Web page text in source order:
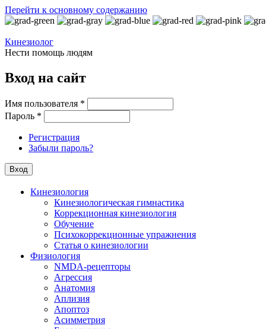
Перейти к основному содержанию
Кинезиолог
Нести помощь людям
Вход на сайт
Имя пользователя *
Пароль *
Регистрация
Забыли пароль?
Кинезиология
Кинезиологическая гимнастика
Коррекционная кинезиология
Обучение
Психокоррекционные упражнения
Статья о кинезиологии
Физиология
NMDA-рецепторы
Агрессия
Анатомия
Аплизия
Апоптоз
Асимметрия